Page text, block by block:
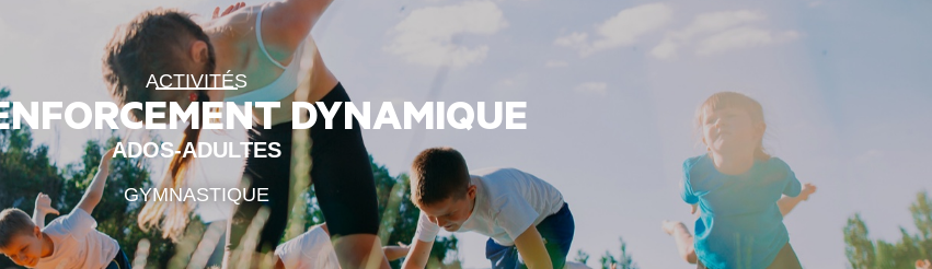
ACTIVITÉS
DYNAMIQUE
ADOS-ADULTES
GYMNASTIQUE